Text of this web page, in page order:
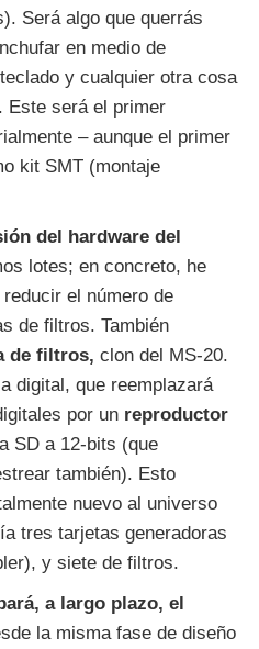
Será algo que querrás
en medio de
y cualquier otra cosa
Este será el primer
– aunque el primer
kit SMT (montaje
del hardware del
lotes; en concreto, he
el número de
de filtros. También
de filtros, clon del MS-20.
digital, que reemplazará
por un reproductor
SD a 12-bits (que
también). Esto
nuevo al universo
tres tarjetas generadoras
y siete de filtros.
a largo plazo, el
la misma fase de diseño